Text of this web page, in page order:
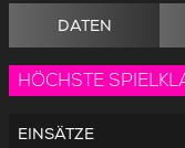
DATEN
HÖCHSTE
EINSÄTZE